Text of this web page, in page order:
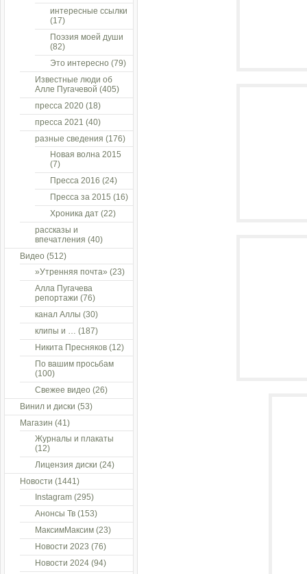
интересные ссылки
(17)
Поэзия моей души
(82)
Это интересно (79)
Известные люди об
Алле Пугачевой (405)
пресса 2020 (18)
пресса 2021 (40)
разные сведения (176)
Новая волна 2015
(7)
Пресса 2016 (24)
Пресса за 2015 (16)
Хроника дат (22)
рассказы и
впечатления (40)
Видео (512)
»Утренняя почта» (23)
Алла Пугачева
репортажи (76)
канал Аллы (30)
клипы и … (187)
Никита Пресняков (12)
По вашим просьбам
(100)
Свежее видео (26)
Винил и диски (53)
Магазин (41)
Журналы и плакаты
(12)
Лицензия диски (24)
Новости (1441)
Instagram (295)
Анонсы Тв (153)
МаксимМаксим (23)
Новости 2023 (76)
Новости 2024 (94)